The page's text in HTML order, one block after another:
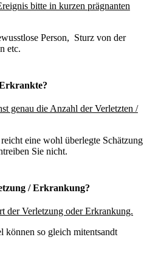
bitte in kurzen prägnanten
Person, Sturz von der
etc.
genau die Anzahl der Verletzten /
eine wohl überlegte Schätzung
Sie nicht.
/ Erkrankung?
der Verletzung oder Erkrankung.
können so gleich mitentsandt